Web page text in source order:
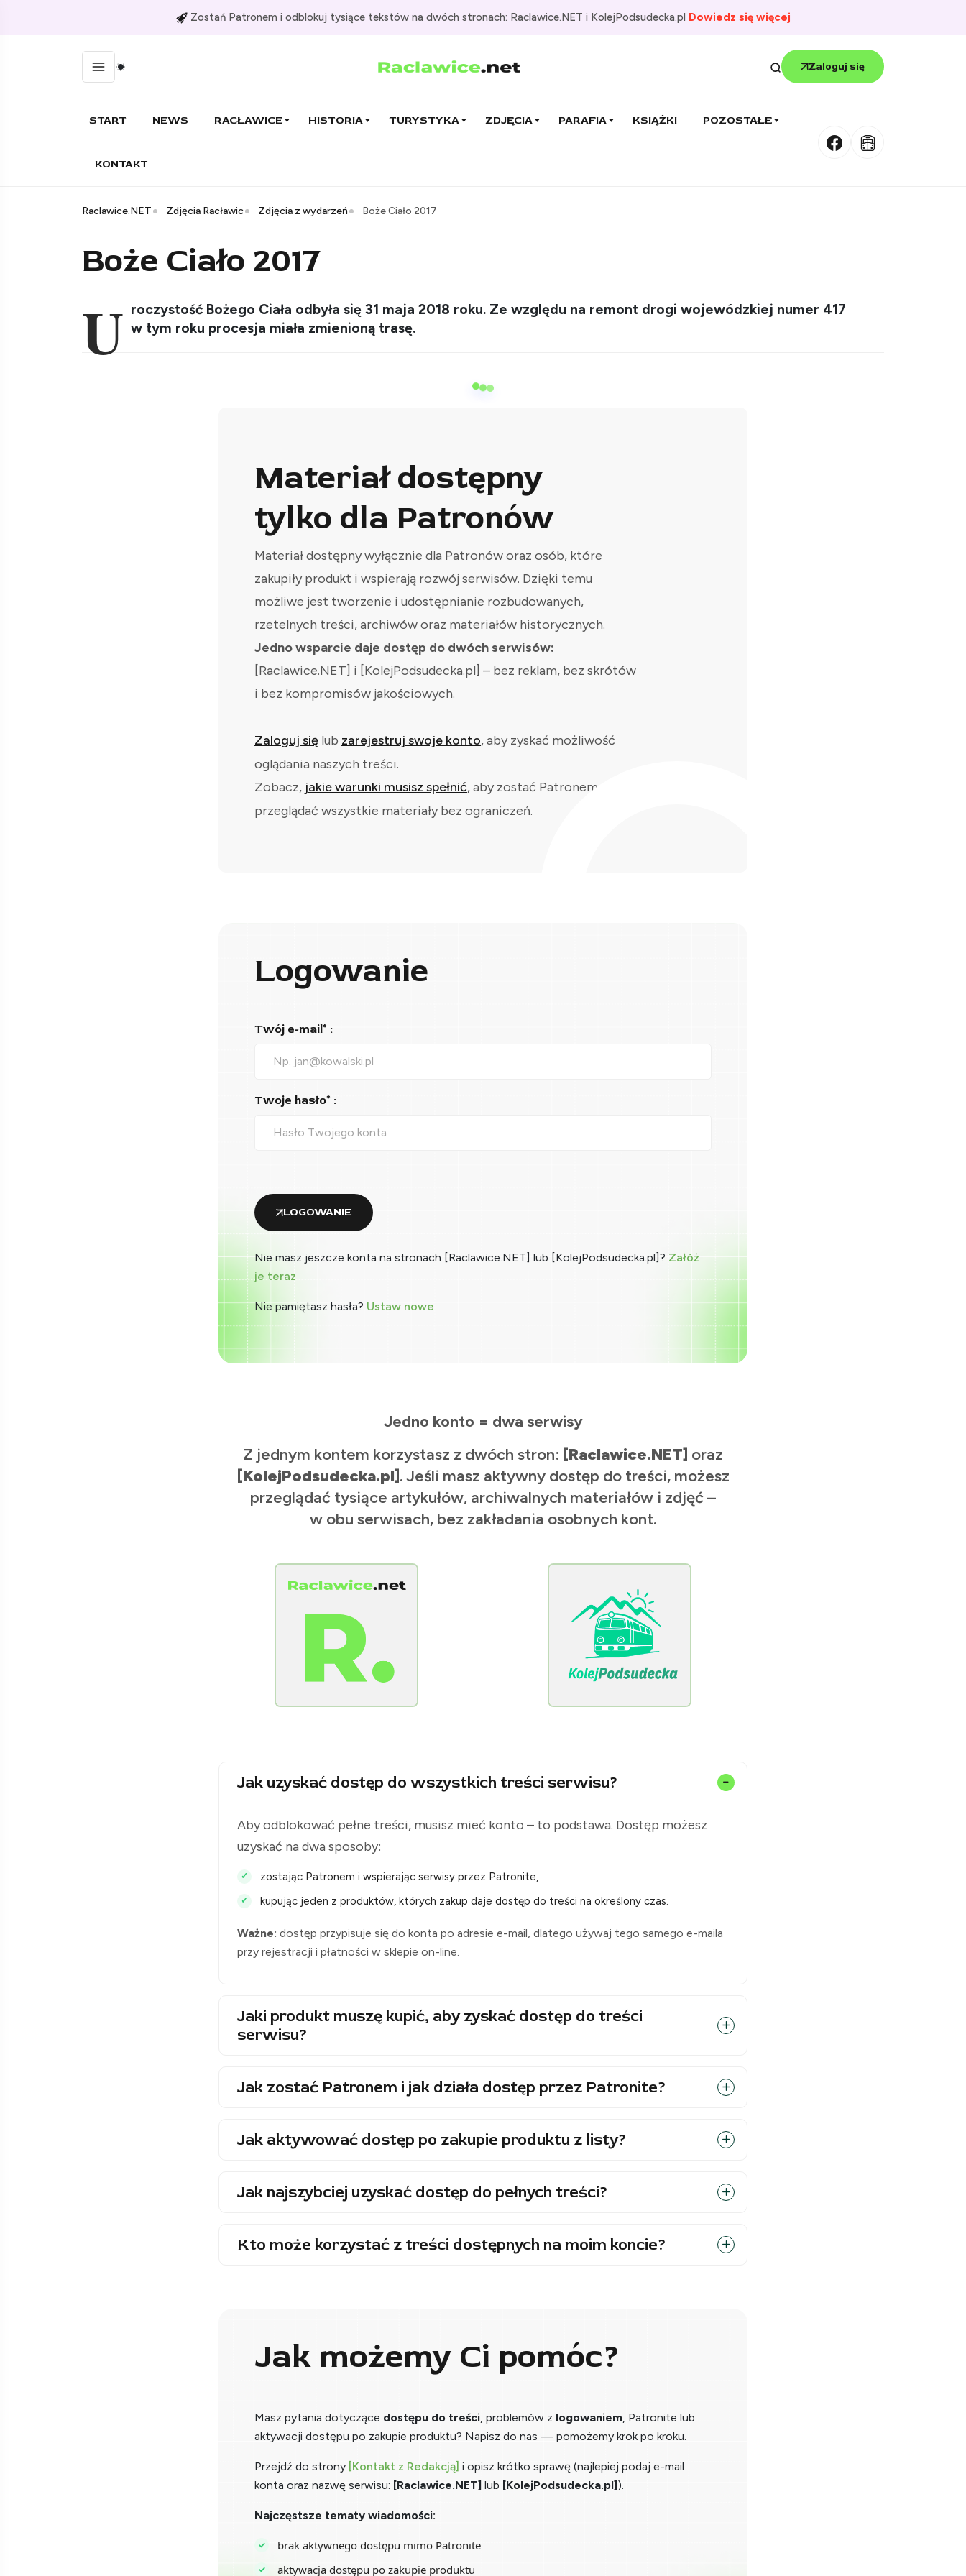
Zostań Patronem i odblokuj tysiące tekstów na dwóch stronach: Raclawice.NET i KolejPodsudecka.pl Dowiedz się więcej
Zaloguj się
START NEWS RACŁAWICE HISTORIA TURYSTYKA ZDJĘCIA PARAFIA KSIĄŻKI POZOSTAŁE
KONTAKT
Raclawice.NET Zdjęcia Racławic Zdjęcia z wydarzeń Boże Ciało 2017
Boże Ciało 2017
U roczystość Bożego Ciała odbyła się 31 maja 2018 roku. Ze względu na remont drogi wojewódzkiej numer 417
w tym roku procesja miała zmienioną trasę.
Materiał dostępny
tylko dla Patronów
Materiał dostępny wyłącznie dla Patronów oraz osób, które
zakupiły produkt i wspierają rozwój serwisów. Dzięki temu
możliwe jest tworzenie i udostępnianie rozbudowanych,
rzetelnych treści, archiwów oraz materiałów historycznych.
Jedno wsparcie daje dostęp do dwóch serwisów:
[Raclawice.NET] i [KolejPodsudecka.pl] – bez reklam, bez skrótów
i bez kompromisów jakościowych.
Zaloguj się lub zarejestruj swoje konto, aby zyskać możliwość
oglądania naszych treści.
Zobacz, jakie warunki musisz spełnić, aby zostać Patronem i
przeglądać wszystkie materiały bez ograniczeń.
Logowanie
Twój e-mail* :
Twoje hasło* :
LOGOWANIE
Nie masz jeszcze konta na stronach [Raclawice.NET] lub [KolejPodsudecka.pl]? Załóż
je teraz
Nie pamiętasz hasła? Ustaw nowe
Jedno konto = dwa serwisy
Z jednym kontem korzystasz z dwóch stron: [Raclawice.NET] oraz
[KolejPodsudecka.pl]. Jeśli masz aktywny dostęp do treści, możesz
przeglądać tysiące artykułów, archiwalnych materiałów i zdjęć –
w obu serwisach, bez zakładania osobnych kont.
Jak uzyskać dostęp do wszystkich treści serwisu?
Aby odblokować pełne treści, musisz mieć konto – to podstawa. Dostęp możesz
uzyskać na dwa sposoby:
zostając Patronem i wspierając serwisy przez Patronite,
kupując jeden z produktów, których zakup daje dostęp do treści na określony czas.
Ważne: dostęp przypisuje się do konta po adresie e-mail, dlatego używaj tego samego e-maila
przy rejestracji i płatności w sklepie on-line.
Jaki produkt muszę kupić, aby zyskać dostęp do treści
serwisu?
Jak zostać Patronem i jak działa dostęp przez Patronite?
Jak aktywować dostęp po zakupie produktu z listy?
Jak najszybciej uzyskać dostęp do pełnych treści?
Kto może korzystać z treści dostępnych na moim koncie?
Jak możemy Ci pomóc?
Masz pytania dotyczące dostępu do treści , problemów z logowaniem , Patronite lub
aktywacji dostępu po zakupie produktu? Napisz do nas — pomożemy krok po kroku.
Przejdź do strony [Kontakt z Redakcją] i opisz krótko sprawę (najlepiej podaj e-mail
konta oraz nazwę serwisu: [Raclawice.NET] lub [KolejPodsudecka.pl]).
Najczęstsze tematy wiadomości:
brak aktywnego dostępu mimo Patronite
aktywacja dostępu po zakupie produktu